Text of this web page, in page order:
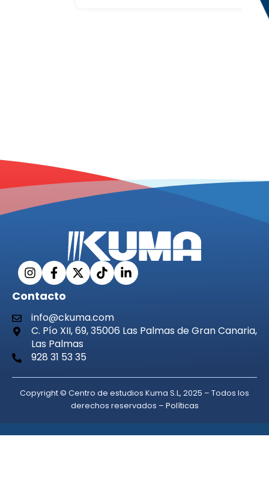
Contacto
info@ckuma.com
C. Pío XII, 69, 35006 Las Palmas de Gran Canaria,
Las Palmas
928 31 53 35
Copyright © Centro de estudios Kuma S.L, 2025 – Todos los
derechos reservados – Políticas